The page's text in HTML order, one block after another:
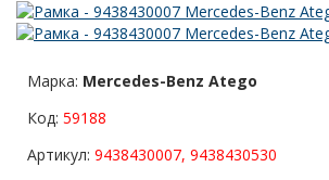
Марка: Mercedes-Benz Atego
Код: 59188
Артикул: 9438430007, 9438430530